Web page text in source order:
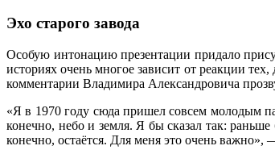
Эхо старого завода
Особую интонацию презентации придало
историях очень многое зависит от реакции
комментарии Владимира Александровича
«Я в 1970 году сюда пришел совсем молодым
конечно, небо и земля. Я бы сказал так:
конечно, остаётся. Для меня это очень